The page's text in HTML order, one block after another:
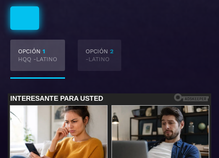
OPCIÓN 1
HQQ -LATINO
OPCIÓN 2
-LATINO